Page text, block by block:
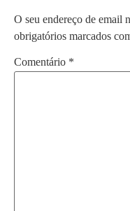
O seu endereço de email
obrigatórios marcados
Comentário *